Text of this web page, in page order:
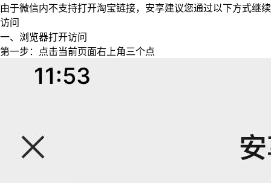
由于微信内不支持打开淘宝链接，安享建议您通过以下方式继续
访问
一、浏览器打开访问
第一步：点击当前页面右上角三个点